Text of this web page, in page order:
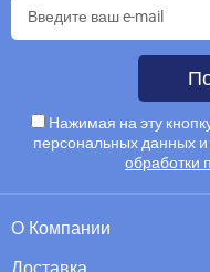
Нажимая на эту
персональных данных
обработки
О Компании